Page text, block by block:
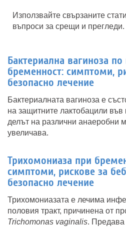
Използвайте свързаните
въпроси за срещи и прегледи.
Бактериална вагиноза
бременност: симптоми,
безопасно лечение
Бактериалната вагиноза е
на защитните лактобацили
делът на различни анаеробни
увеличава.
Трихомониаза при
симптоми, рискове за
безопасно лечение
Трихомониазата е лечима
половия тракт, причинена от
Trichomonas vaginalis. Предава